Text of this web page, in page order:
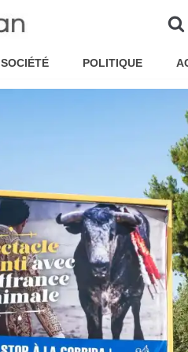
SOCIÉTÉ POLITIQUE
Torres Politique